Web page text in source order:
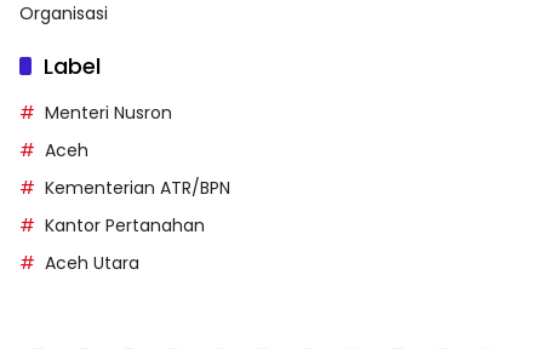
Organisasi
Label
Menteri Nusron
Aceh
Kementerian ATR/BPN
Kantor Pertanahan
Aceh Utara